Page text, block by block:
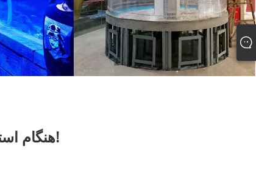
هنگام استفاده از استخر اکریلیک نمی توان این مشکلات را نادیده گرفت!